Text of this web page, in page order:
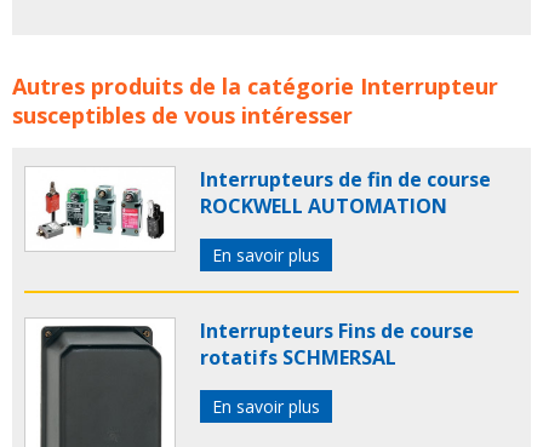
Interrupteurs horaires analogiques FINDER concerne les
familles de produits :finderhorloge horloges
interrupteursinterrupteur horaires
interrupteurs
horaires
Autres produits de la catégorie Interrupteur
susceptibles de vous intéresser
Interrupteurs de fin de course
ROCKWELL AUTOMATION
En savoir plus
Interrupteurs Fins de course
rotatifs SCHMERSAL
En savoir plus